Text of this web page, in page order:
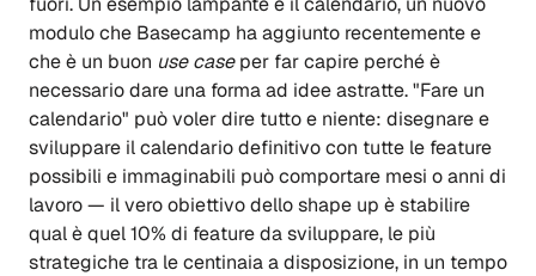
modulo che Basecamp ha aggiunto recentemente e
che è un buon use caseper far capire perché è
necessario dare una forma ad idee astratte. "Fare un
calendario" può voler dire tutto e niente: disegnare e
sviluppare il calendario definitivo con tutte le feature
possibili e immaginabili può comportare mesi o anni di
lavoro — il vero obiettivo dello shape up è stabilire
qual è quel 10% di feature da sviluppare, le più
strategiche tra le centinaia a disposizione, in un tempo